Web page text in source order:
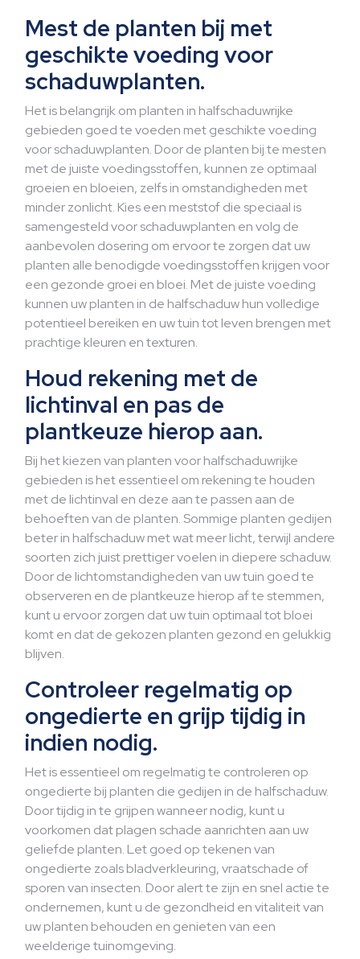
Mest de planten bij met
geschikte voeding voor
schaduwplanten.
Het is belangrijk om planten in halfschaduwrijke
gebieden goed te voeden met geschikte voeding
voor schaduwplanten. Door de planten bij te mesten
met de juiste voedingsstoffen, kunnen ze optimaal
groeien en bloeien, zelfs in omstandigheden met
minder zonlicht. Kies een meststof die speciaal is
samengesteld voor schaduwplanten en volg de
aanbevolen dosering om ervoor te zorgen dat uw
planten alle benodigde voedingsstoffen krijgen voor
een gezonde groei en bloei. Met de juiste voeding
kunnen uw planten in de halfschaduw hun volledige
potentieel bereiken en uw tuin tot leven brengen met
prachtige kleuren en texturen.
Houd rekening met de
lichtinval en pas de
plantkeuze hierop aan.
Bij het kiezen van planten voor halfschaduwrijke
gebieden is het essentieel om rekening te houden
met de lichtinval en deze aan te passen aan de
behoeften van de planten. Sommige planten gedijen
beter in halfschaduw met wat meer licht, terwijl andere
soorten zich juist prettiger voelen in diepere schaduw.
Door de lichtomstandigheden van uw tuin goed te
observeren en de plantkeuze hierop af te stemmen,
kunt u ervoor zorgen dat uw tuin optimaal tot bloei
komt en dat de gekozen planten gezond en gelukkig
blijven.
Controleer regelmatig op
ongedierte en grijp tijdig in
indien nodig.
Het is essentieel om regelmatig te controleren op
ongedierte bij planten die gedijen in de halfschaduw.
Door tijdig in te grijpen wanneer nodig, kunt u
voorkomen dat plagen schade aanrichten aan uw
geliefde planten. Let goed op tekenen van
ongedierte zoals bladverkleuring, vraatschade of
sporen van insecten. Door alert te zijn en snel actie te
ondernemen, kunt u de gezondheid en vitaliteit van
uw planten behouden en genieten van een
weelderige tuinomgeving.